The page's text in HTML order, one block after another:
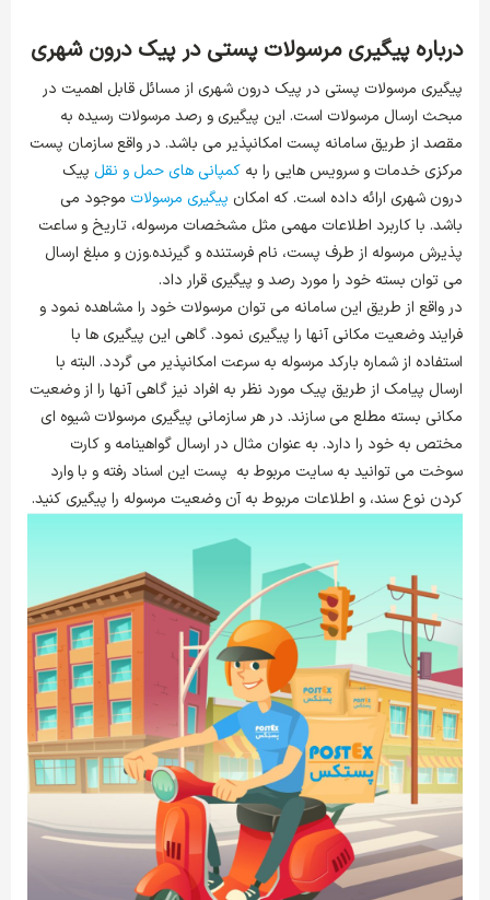
درباره پیگیری مرسولات پستی در پیک درون شهری
پیگیری مرسولات پستی در پیک درون شهری از مسائل قابل اهمیت در
مبحث ارسال مرسولات است. این پیگیری و رصد مرسولات رسیده به
مقصد از طریق سامانه پست امکانپذیر می باشد. در واقع سازمان پست
مرکزی خدمات و سرویس هایی را به کمپانی های حمل و نقل پیک
درون شهری ارائه داده است. که امکان پیگیری مرسولات موجود می
باشد. با کاربرد اطلاعات مهمی مثل مشخصات مرسوله، تاریخ و ساعت
پذیرش مرسوله از طرف پست، نام فرستنده و گیرنده.وزن و مبلغ ارسال
می توان بسته خود را مورد رصد و پیگیری قرار داد.
در واقع از طریق این سامانه می توان مرسولات خود را مشاهده نمود و
فرایند وضعیت مکانی آنها را پیگیری نمود. گاهی این پیگیری ها با
استفاده از شماره بارکد مرسوله به سرعت امکانپذیر می گردد. البته با
ارسال پیامک از طریق پیک مورد نظر به افراد نیز گاهی آنها را از وضعیت
مکانی بسته مطلع می سازند. در هر سازمانی پیگیری مرسولات شیوه ای
مختص به خود را دارد. به عنوان مثال در ارسال گواهینامه و کارت
سوخت می توانید به سایت مربوط به پست این اسناد رفته و با وارد
کردن نوع سند، و اطلاعات مربوط به آن وضعیت مرسوله را پیگیری کنید.